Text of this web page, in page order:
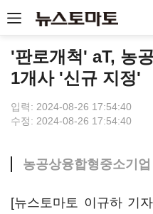
'판로개척' aT, 농
1개사 '신규 지정'
입력: 2024-08-26 17:54:40
수정: 2024-08-26 17:54:40
농공상융합형중소기
[뉴스토마토 이규하 기